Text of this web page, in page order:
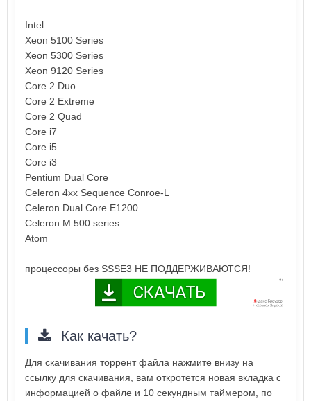
Intel:
Xeon 5100 Series
Xeon 5300 Series
Xeon 9120 Series
Core 2 Duo
Core 2 Extreme
Core 2 Quad
Core i7
Core i5
Core i3
Pentium Dual Core
Celeron 4xx Sequence Conroe-L
Celeron Dual Core E1200
Celeron M 500 series
Atom
процессоры без SSSE3 НЕ ПОДДЕРЖИВАЮТСЯ!
Как качать?
Для скачивания торрент файла нажмите внизу на
ссылку для скачивания, вам откротется новая вкладка с
информацией о файле и 10 секундным таймером, по